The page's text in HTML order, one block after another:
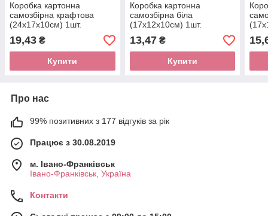
Коробка картонна
самозбірна крафтова
(24х17х10см) 1шт.
19,43 ₴
Купити
Коробка картонна
самозбірна біла
(17х12х10см) 1шт.
13,47₴
Купити
Про нас
99% позитивних з 177 відгуків за рік
Працює з 30.08.2019
м. Івано-Франківськ
Івано-Франківськ, Україна
Контакти